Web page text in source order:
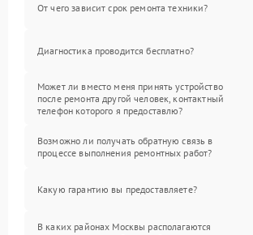
От чего зависит срок ремонта техники?
Диагностика проводится бесплатно?
Может ли вместо меня принять устройство
после ремонта другой человек, контактный
телефон которого я предоставлю?
Возможно ли получать обратную связь в
процессе выполнения ремонтных работ?
Какую гарантию вы предоставляете?
В каких районах Москвы располагаются